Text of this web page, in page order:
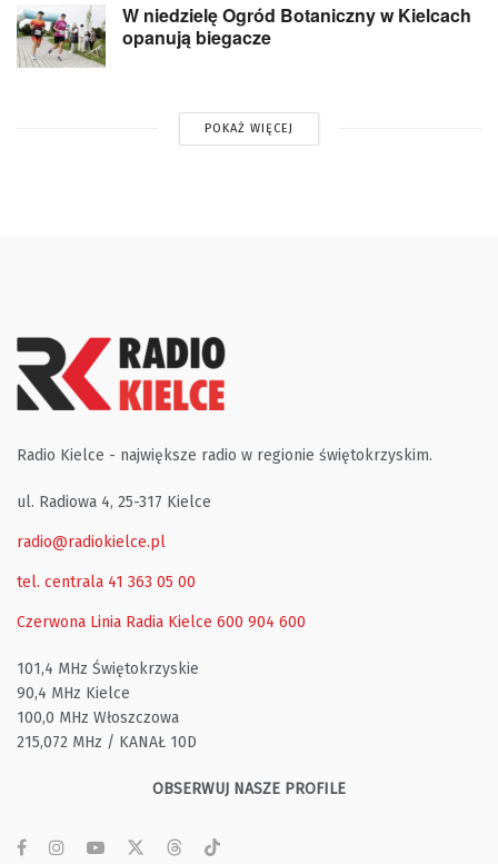
W niedzielę Ogród Botaniczny w Kielcach
opanują biegacze
POKAŻ WIĘCEJ
Radio Kielce - największe radio w regionie świętokrzyskim.
ul. Radiowa 4, 25-317 Kielce
radio@radiokielce.pl
tel. centrala 41 363 05 00
Czerwona Linia Radia Kielce 600 904 600
101,4 MHz Świętokrzyskie
90,4 MHz Kielce
100,0 MHz Włoszczowa
215,072 MHz / KANAŁ 10D
OBSERWUJ NASZE PROFILE